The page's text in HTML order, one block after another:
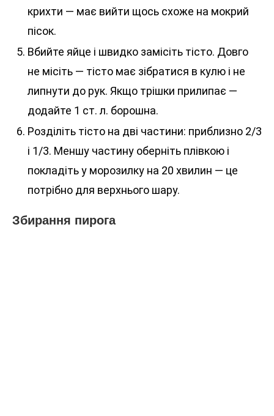
крихти — має вийти щось схоже на мокрий
пісок.
Вбийте яйце і швидко замісіть тісто. Довго
не місіть — тісто має зібратися в кулю і не
липнути до рук. Якщо трішки прилипає —
додайте 1 ст. л. борошна.
Розділіть тісто на дві частини: приблизно 2/3
і 1/3. Меншу частину оберніть плівкою і
покладіть у морозилку на 20 хвилин — це
потрібно для верхнього шару.
Збирання пирога